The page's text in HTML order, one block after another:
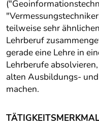
teilweise sehr
Lehrberuf
gerade eine Lehre in
Lehrberufe
alten Ausbildungs-
machen.